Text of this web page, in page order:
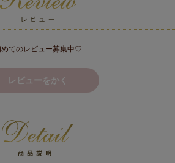
めてのレビュー募集中♡
レビューをかく